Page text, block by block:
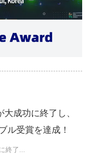
成功に終了し、
ル受賞を達成！
終了...